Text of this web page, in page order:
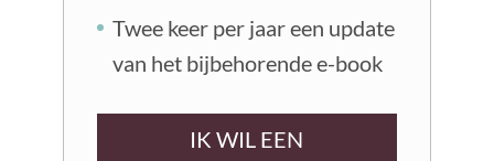
Twee keer per jaar een update
van het bijbehorende e-book
IK WIL EEN